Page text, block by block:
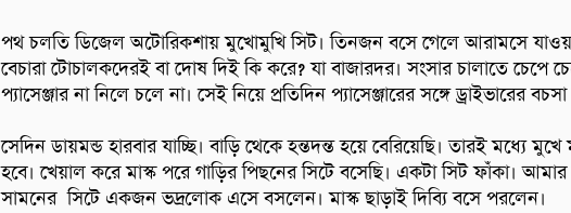
পথ চলতি ডিজেল অটোরিকশায় মুখোমুখি সিট। তিনজন বসে গেলে আরামসে যাওয়া
বেচারা টোচালকদেরই বা দোষ দিই কি করে? যা বাজারদর। সংসার চালাতে চেপে
প্যাসেঞ্জার না নিলে চলে না। সেই নিয়ে প্রতিদিন প্যাসেঞ্জারের সঙ্গে ড্রাইভারের
সেদিন ডায়মন্ড হারবার যাচ্ছি। বাড়ি থেকে হন্তদন্ত হয়ে বেরিয়েছি। তারই মধ্যে
হবে। খেয়াল করে মাস্ক পরে গাড়ির পিছনের সিটে বসেছি। একটা সিট ফাঁকা।
সামনের  সিটে একজন ভদ্রলোক এসে বসলেন। মাস্ক ছাড়াই দিব্যি বসে পরলেন।